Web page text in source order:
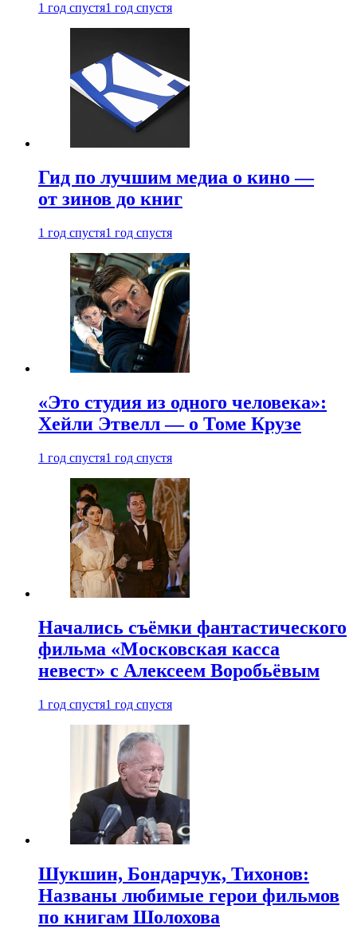
1 год спустя1 год спустя
Гид по лучшим медиа о кино —
от зинов до книг
1 год спустя1 год спустя
«Это студия из одного человека»:
Хейли Этвелл — о Томе Крузе
1 год спустя1 год спустя
Начались съёмки фантастического
фильма «Московская касса
невест» с Алексеем Воробьёвым
1 год спустя1 год спустя
Шукшин, Бондарчук, Тихонов:
Названы любимые герои фильмов
по книгам Шолохова